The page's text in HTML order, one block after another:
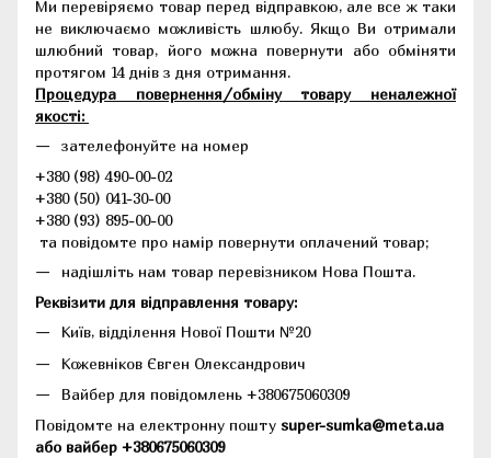
Ми перевіряємо товар перед відправкою, але все ж таки
не виключаємо можливість шлюбу. Якщо Ви отримали
шлюбний товар, його можна повернути або обміняти
протягом 14 днів з дня отримання.
Процедура повернення/обміну товару неналежної
якості:
зателефонуйте на номер
+380 (98) 490-00-02
+380 (50) 041-30-00
+380 (93) 895-00-00
та повідомте про намір повернути оплачений товар;
надішліть нам товар перевізником Нова Пошта.
Реквізити для відправлення товару:
Київ, відділення Нової Пошти №20
Кожевніков Євген Олександрович
Вайбер для повідомлень +380675060309
Повідомте на електронну пошту super-sumka@meta.ua
або вайбер +380675060309